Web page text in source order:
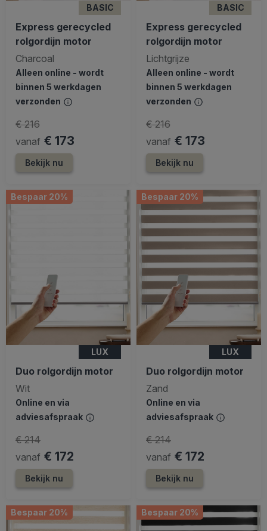
BASIC
Express gerecycled
rolgordijn motor
Charcoal
Alleen online - wordt
binnen 5 werkdagen
verzonden
vanaf € 173
€ 216
Bekijk nu
BASIC
Express gerecycled
rolgordijn motor
Lichtgrijze
Alleen online - wordt
binnen 5 werkdagen
verzonden
vanaf € 173
€ 216
Bekijk nu
Bespaar 20%
LUX
Duo rolgordijn motor
Wit
Online en via
adviesafspraak
vanaf € 172
€ 214
Bekijk nu
Bespaar 20%
LUX
Duo rolgordijn motor
Zand
Online en via
adviesafspraak
vanaf € 172
€ 214
Bekijk nu
Bespaar 20% Bespaar 20%